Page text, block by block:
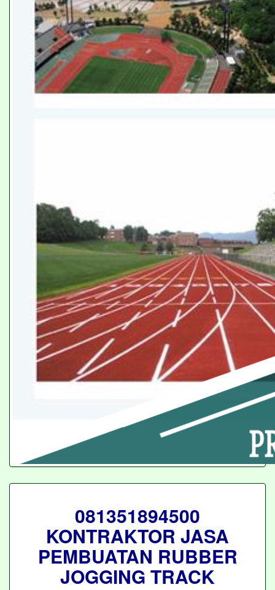
081351894500
KONTRAKTOR JASA
PEMBUATAN RUBBER
JOGGING TRACK